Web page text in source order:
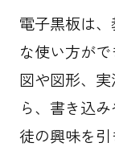
電子黒板は
な使い方が
図や図形、
ら、書き込
徒の興味を引